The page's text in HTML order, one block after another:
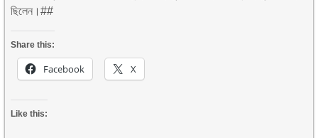
ছিলেন।##
Share this:
Facebook X
Like this: